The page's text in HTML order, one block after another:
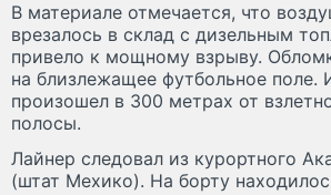
В материале отмечается, что
врезалось в склад с дизельным
привело к мощному взрыву.
на близлежащее футбольное поле.
произошел в 300 метрах от
полосы.
Лайнер следовал из курортного
(штат Мехико). На борту